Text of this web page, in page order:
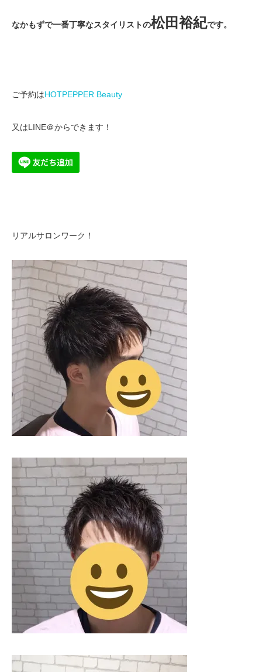
なかもずで一番丁寧なスタイリストの松田裕紀です。
ご予約はHOTPEPPER Beauty
又はLINE＠からできます！
リアルサロンワーク！